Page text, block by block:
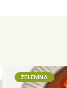
ZELENINA